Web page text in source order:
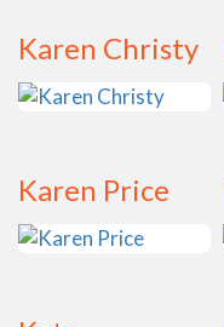
Karen Christy
Karen Price